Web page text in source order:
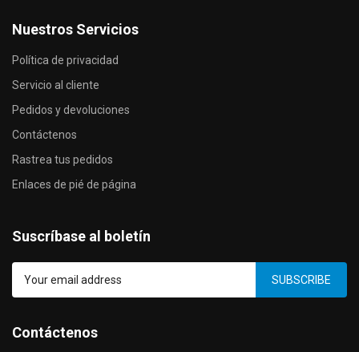
Nuestros Servicios
Política de privacidad
Servicio al cliente
Pedidos y devoluciones
Contáctenos
Rastrea tus pedidos
Enlaces de pié de página
Suscríbase al boletín
SUBSCRIBE
Contáctenos